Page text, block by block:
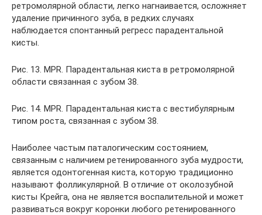
ретромолярной области, легко нагнаивается, осложняет
удаление причинного зуба, в редких случаях
наблюдается спонтанный регресс парадентальной
кисты.
Рис. 13. MPR. Парадентальная киста в ретромолярной
области связанная с зубом 38.
Рис. 14. MPR. Парадентальная киста с вестибулярным
типом роста, связанная с зубом 38.
Наиболее частым паталогическим состоянием,
связанным с наличием ретенированного зуба мудрости,
является одонтогенная киста, которую традиционно
называют фолликулярной. В отличие от околозубной
кисты Крейга, она не является воспалительной и может
развиваться вокруг коронки любого ретенированного